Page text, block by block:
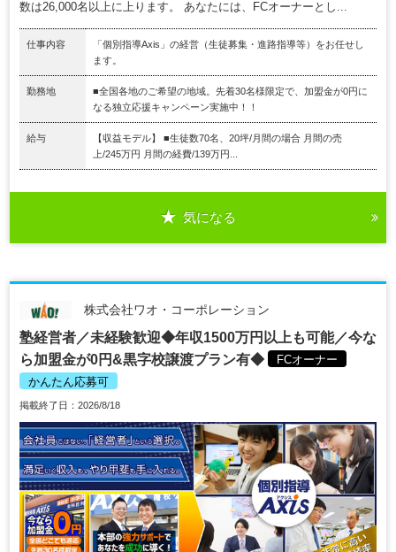
数は26,000名以上に上ります。 あなたには、FCオーナーとし...
仕事内容
「個別指導Axis」の経営（生徒募集・進路指導等）をお任せし
ます。
勤務地
■全国各地のご希望の地域。先着30名様限定で、加盟金が0円に
なる独立応援キャンペーン実施中！！
給与
【収益モデル】 ■生徒数70名、20坪/月間の場合 月間の売
上/245万円 月間の経費/139万円...
気になる
株式会社ワオ・コーポレーション
塾経営者／未経験歓迎◆年収1500万円以上も可能／今な
ら加盟金が0円&黒字校譲渡プラン有◆
FCオーナー
かんたん応募可
掲載終了日：2026/8/18